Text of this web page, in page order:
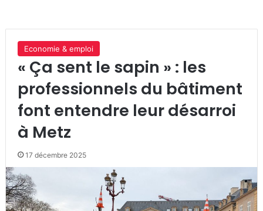
Economie & emploi
« Ça sent le sapin » : les
professionnels du bâtiment
font entendre leur désarroi
à Metz
17 décembre 2025